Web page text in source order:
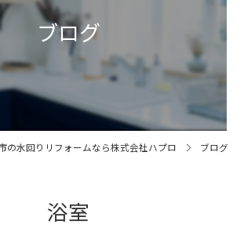
ブログ
の水回りリフォームなら株式会社ハプロ ブログ
浴室